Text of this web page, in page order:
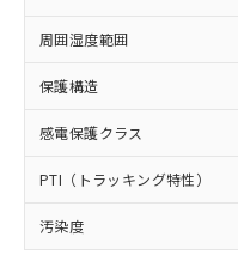
周囲湿度範囲
保護構造
感電保護クラス
PTI（トラッキング特性）
汚染度
ムロン制
オムロン制
販
ください。
在庫状況
事前の承諾
示しない
マイパー
ビス）をご
（DBP） 1000ppm
但し、RoHS指令で産
フタル酸エステル類
図的な使用がないこと
※2 対応予定月
部品在庫の切り
月が前後するこ
DEHP(フタル酸ビス
「ｅ」：有害物
準値以下である
「10」：通常の
質が外部に漏え
いよう必
当社は貴
ル、化学
武器並び
当社は、貴
場合は、上
該第三者に
販売先お
法に輸出
一定
在庫
いて
たはお
機器販
認くだ
白
受注
情報を